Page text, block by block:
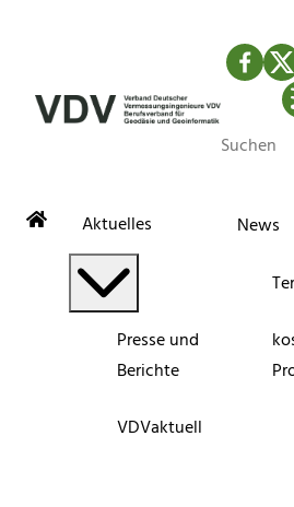
Suche
Aktuelles
Presse und
Berichte
VDVaktuell
News